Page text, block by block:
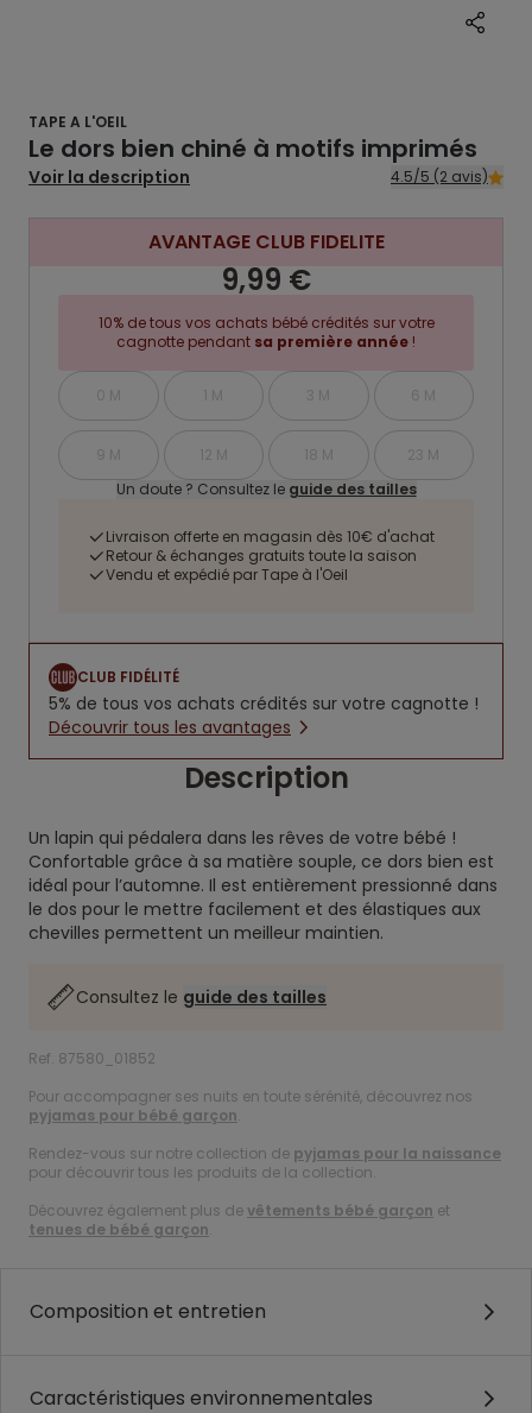
TAPE A L'OEIL
Le dors bien chiné à motifs imprimés
Voir la description 4.5/5 (2 avis)
AVANTAGE CLUB FIDELITE
9,99 €
10% de tous vos achats bébé crédités sur votre
cagnotte pendant sa première année !
0 M 1 M 3 M 6 M
9 M 12 M 18 M
23 M
Un doute ? Consultez le guide des tailles
Livraison offerte en magasin dès 10€ d'achat
Retour & échanges gratuits toute la saison
Vendu et expédié par Tape à l'Oeil
CLUB FIDÉLITÉ
5% de tous vos achats crédités sur votre cagnotte !
Découvrir tous les avantages
Description
Un lapin qui pédalera dans les rêves de votre bébé !
Confortable grâce à sa matière souple, ce dors bien est
idéal pour l’automne. Il est entièrement pressionné dans
le dos pour le mettre facilement et des élastiques aux
chevilles permettent un meilleur maintien.
Consultez le guide des tailles
Ref. 87580_01852
Pour accompagner ses nuits en toute sérénité, découvrez nos
pyjamas pour bébé garçon.
Rendez-vous sur notre collection de pyjamas pour la naissance
pour découvrir tous les produits de la collection.
Découvrez également plus devêtements bébé garçon et
tenues de bébé garçon.
Composition et entretien
Caractéristiques environnementales